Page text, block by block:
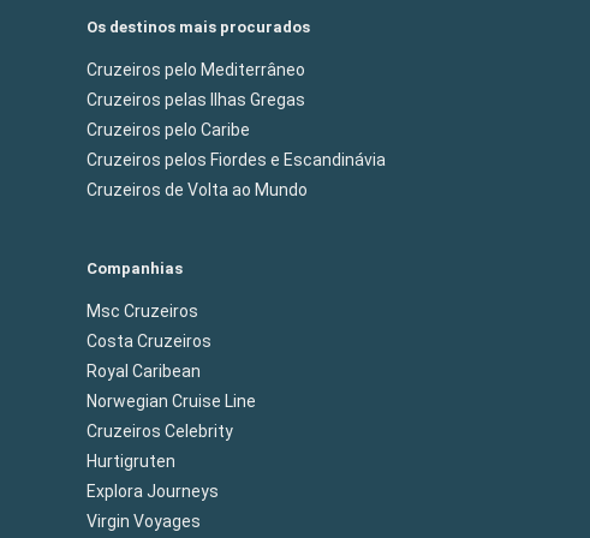
Os destinos mais procurados
Cruzeiros pelo Mediterrâneo
Cruzeiros pelas Ilhas Gregas
Cruzeiros pelo Caribe
Cruzeiros pelos Fiordes e Escandinávia
Cruzeiros de Volta ao Mundo
Companhias
Msc Cruzeiros
Costa Cruzeiros
Royal Caribean
Norwegian Cruise Line
Cruzeiros Celebrity
Hurtigruten
Explora Journeys
Virgin Voyages